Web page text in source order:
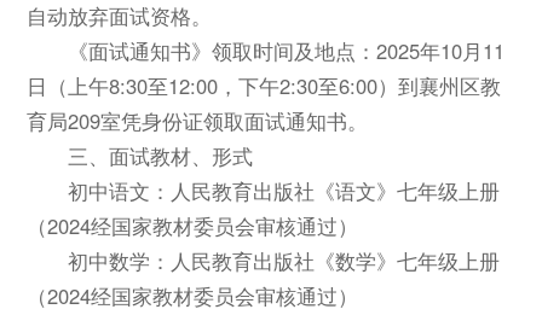
自动放弃面试资格。
《面试通知书》领取时间及地点：2025年10月11
日（上午8:30至12:00，下午2:30至6:00）到襄州区教
育局209室凭身份证领取面试通知书。
三、面试教材、形式
初中语文：人民教育出版社《语文》七年级上册
（2024经国家教材委员会审核通过）
初中数学：人民教育出版社《数学》七年级上册
（2024经国家教材委员会审核通过）